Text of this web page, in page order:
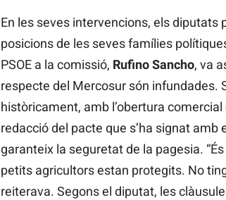
En les seves intervencions, els
posicions de les seves famílies
PSOE a la comissió, Rufino Sancho, va
respecte del Mercosur són infundades.
històricament, amb l’obertura
redacció del pacte que s’ha signat
garanteix la seguretat de la pagesia.
petits agricultors estan protegits. No
reiterava. Segons el diputat, les